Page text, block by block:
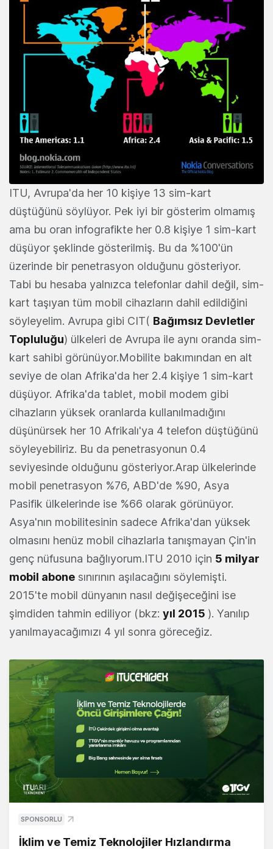
ITU, Avrupa'da her 10 kişiye 13 sim-kart
düştüğünü söylüyor. Pek iyi bir gösterim olmamış
ama bu oran infografikte her 0.8 kişiye 1 sim-kart
düşüyor şeklinde gösterilmiş. Bu da %100'ün
üzerinde bir penetrasyon olduğunu gösteriyor.
Tabi bu hesaba yalnızca telefonlar dahil değil, sim-
kart taşıyan tüm mobil cihazların dahil edildiğini
söyleyelim. Avrupa gibi CIT( Bağımsız Devletler
Topluluğu) ülkeleri de Avrupa ile aynı oranda sim-
kart sahibi görünüyor.Mobilite bakımından en alt
seviye de olan Afrika'da her 2.4 kişiye 1 sim-kart
düşüyor. Afrika'da tablet, mobil modem gibi
cihazların yüksek oranlarda kullanılmadığını
düşünürsek her 10 Afrikalı'ya 4 telefon düştüğünü
söyleyebiliriz. Bu da penetrasyonun 0.4
seviyesinde olduğunu gösteriyor.Arap ülkelerinde
mobil penetrasyon %76, ABD'de %90, Asya
Pasifik ülkelerinde ise %66 olarak görünüyor.
Asya'nın mobilitesinin sadece Afrika'dan yüksek
olmasını henüz mobil cihazlarla tanışmayan Çin'in
genç nüfusuna bağlıyorum.ITU 2010 için 5 milyar
mobil abone sınırının aşılacağını söylemişti.
2015'te mobil dünyanın nasıl değişeceğini ise
şimdiden tahmin ediliyor (bkz: yıl 2015 ). Yanılıp
yanılmayacağımızı 4 yıl sonra göreceğiz.
SPONSORLU
İklim ve Temiz Teknolojiler Hızlandırma